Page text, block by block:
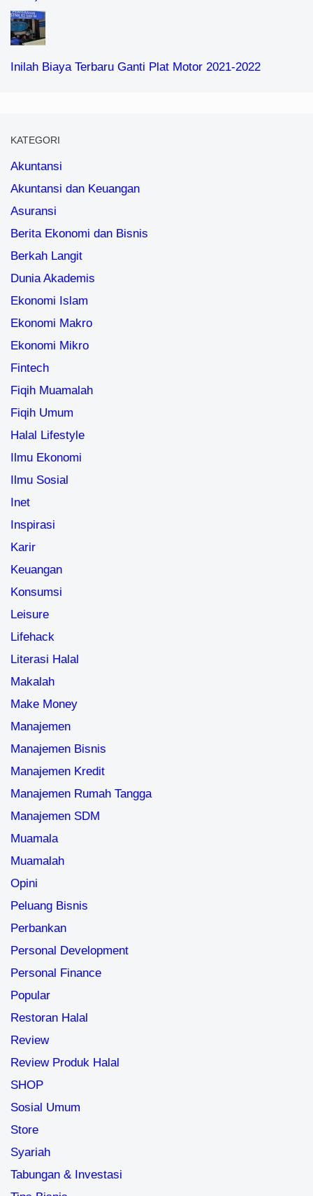
Inilah Biaya Terbaru Ganti Plat Motor 2021-2022
KATEGORI
Akuntansi
Akuntansi dan Keuangan
Asuransi
Berita Ekonomi dan Bisnis
Berkah Langit
Dunia Akademis
Ekonomi Islam
Ekonomi Makro
Ekonomi Mikro
Fintech
Fiqih Muamalah
Fiqih Umum
Halal Lifestyle
Ilmu Ekonomi
Ilmu Sosial
Inet
Inspirasi
Karir
Keuangan
Konsumsi
Leisure
Lifehack
Literasi Halal
Makalah
Make Money
Manajemen
Manajemen Bisnis
Manajemen Kredit
Manajemen Rumah Tangga
Manajemen SDM
Muamala
Muamalah
Opini
Peluang Bisnis
Perbankan
Personal Development
Personal Finance
Popular
Restoran Halal
Review
Review Produk Halal
SHOP
Sosial Umum
Store
Syariah
Tabungan & Investasi